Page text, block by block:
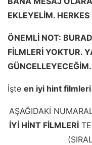
EKLEYELİM.
ÖNEMLİ NOT:
FİLMLERİ YOKTUR.
GÜNCELLEYECEĞİM.
İşte en iyi hint
AŞAĞIDAKİ
İYİ HİNT FİLMLERİ